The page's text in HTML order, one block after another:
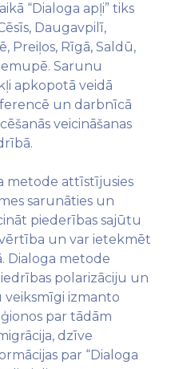
“Dialoga apļi” tiks
Daugavpilī,
Preiļos, Rīgā, Saldū,
Sarunu
apkopotā veidā
un darbnīcā
veicināšanas
metode attīstījusies
sarunāties un
piederības sajūtu
un var ietekmēt
Dialoga metode
polarizāciju un
veiksmīgi izmanto
par tādām
dzīve
par “Dialoga